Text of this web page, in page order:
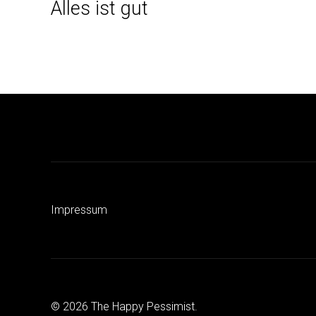
Beitrag
Alles ist gut
Impressum
© 2026 The Happy Pessimist.